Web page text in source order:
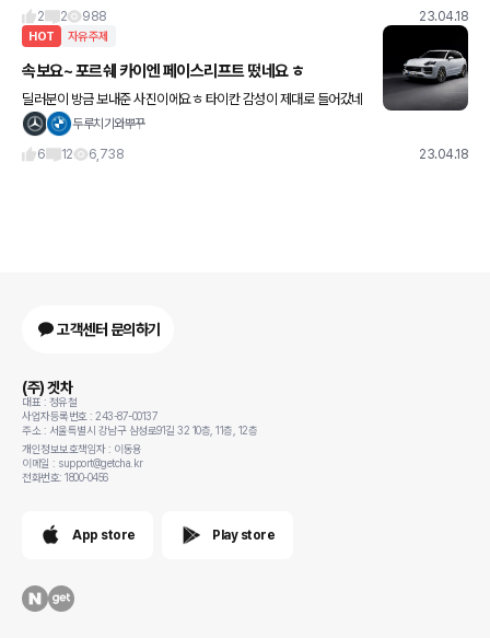
2
2 988 23.04.18
HOT 자유주제
속보요~ 포르쉐 카이엔 페이스리프트 떴네요 ㅎ
딜러분이 방금 보내준 사진이에요ㅎ 타이칸 감성이 제대로 들어갔네
요 ^^ 카이엔은 현행말고 페리가 답이네요 ㅎㅎ 대기기관 상관 없으
두루치기와뿌꾸
6
12 6,738 23.04.18
고객센터 문의하기
(주) 겟차
대표 : 정유철
사업자등록번호 : 243-87-00137
주소 : 서울특별시 강남구 삼성로91길 32 10층, 11층, 12층
개인정보보호책임자 : 이동용
이메일 : support@getcha.kr
전화번호: 1800-0456
App store Play store